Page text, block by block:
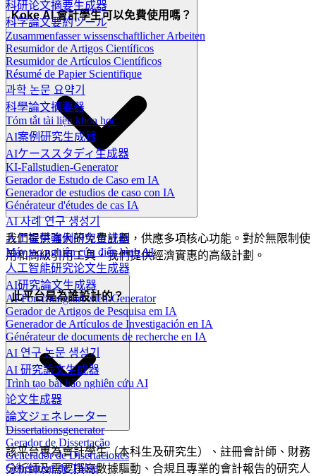
科研论文摘要生成器
科学論文要約ツール
Zusammenfasser wissenschaftlicher Arbeiten
Resumidor de Artigos Científicos
Resumidor de Artículos Científicos
Résumé de Papier Scientifique
과학 논문 요약기
科學論文摘要器
Tóm tắt tài liệu khoa học
AI案例研究生成器
AIケーススタディ生成器
KI-Fallstudien-Generator
Gerador de Estudo de Caso em IA
Generador de estudios de caso con IA
Générateur d'études de cas IA
AI 사례 연구 생성기
人工智慧案例研究生成器
Máy tạo nghiên cứu điển hình AI
人工智能研究论文生成器
AI研究論文生成器
AI-Forschungsarbeiten-Generator
Gerador de Artigos de Pesquisa em IA
Generador de Artículos de Investigación en IA
Générateur de documents de recherche en IA
AI 연구 논문 생성기
AI 研究論文生成器
Trình tạo bài báo nghiên cứu AI
论文生成器
論文ジェネレーター
Dissertationsgenerator
Gerador de Dissertação
Generador de Disertaciones
Générateur de Thèse
Koke AI 會計學生可以免費使用嗎？
我們提供強大的免費計劃，供應多項核心功能。對於無限制使
用和高級引用工具，我們提供經濟實惠的高級計劃。
此平台是為誰設計的？
該平台專為會計學生（本科生及研究生）、註冊會計師、財務
分析師及需要撰寫數據驅動、合規且專業的會計報告的研究人